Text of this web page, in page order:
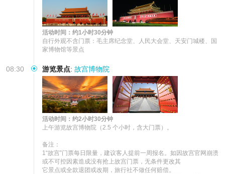
活动时间：约1小时30分钟
自行外观不含门票：毛主席纪念堂、人民大会堂、天安门城楼、国
家博物馆等景点
08:30 游览景点: 故宫博物院
活动时间：约2小时30分钟
上午游览故宫博物院（2.5 个小时，含大门票）。
备注：
1“故宫”门票每日限量，建议客人提前一周报名。如因故宫官网崩溃
或不可控因素造成没有抢上故宫门票，无条件更改其
它景点或全款退团或改期，旅行社不做任何赔偿。